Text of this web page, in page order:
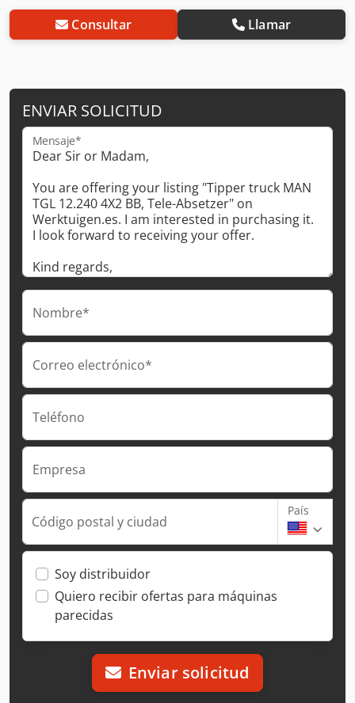
Consultar Llamar
ENVIAR SOLICITUD
Mensaje*
Nombre*
Correo electrónico*
Teléfono
Empresa
Código postal y ciudad
País
Soy distribuidor
Quiero recibir ofertas para máquinas
parecidas
Enviar solicitud